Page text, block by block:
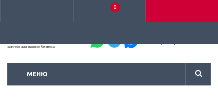
0
МЕНЮ